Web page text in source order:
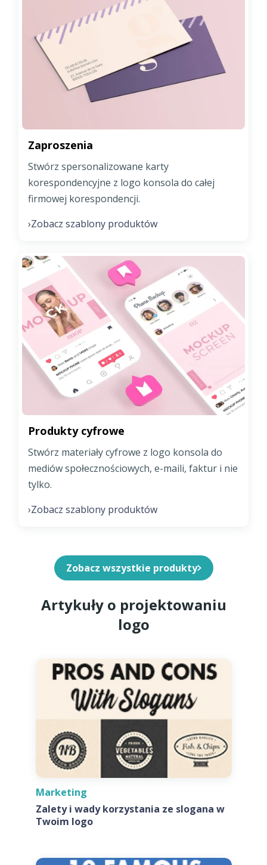
Zaproszenia
Stwórz spersonalizowane karty
korespondencyjne z logo konsola do całej
firmowej korespondencji.
›Zobacz szablony produktów
Produkty cyfrowe
Stwórz materiały cyfrowe z logo konsola do
mediów społecznościowych, e-maili, faktur i nie
tylko.
›Zobacz szablony produktów
Zobacz wszystkie produkty
Artykuły o projektowaniu
logo
Marketing
Zalety i wady korzystania ze slogana w
Twoim logo